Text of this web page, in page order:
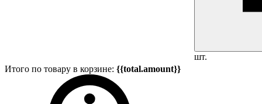
шт.
Итого по товару в корзине: {{total.amount}}